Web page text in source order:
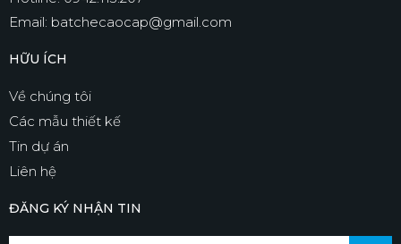
Email: batchecaocap@gmail.com
HỮU ÍCH
Về chúng tôi
Các mẫu thiết kế
Tin dự án
Liên hệ
ĐĂNG KÝ NHẬN TIN